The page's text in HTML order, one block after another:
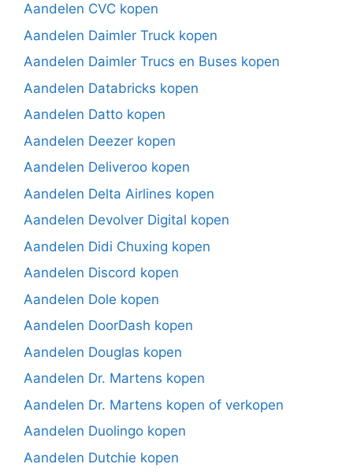
Aandelen CVC kopen
Aandelen Daimler Truck kopen
Aandelen Daimler Trucs en Buses kopen
Aandelen Databricks kopen
Aandelen Datto kopen
Aandelen Deezer kopen
Aandelen Deliveroo kopen
Aandelen Delta Airlines kopen
Aandelen Devolver Digital kopen
Aandelen Didi Chuxing kopen
Aandelen Discord kopen
Aandelen Dole kopen
Aandelen DoorDash kopen
Aandelen Douglas kopen
Aandelen Dr. Martens kopen
Aandelen Dr. Martens kopen of verkopen
Aandelen Duolingo kopen
Aandelen Dutchie kopen